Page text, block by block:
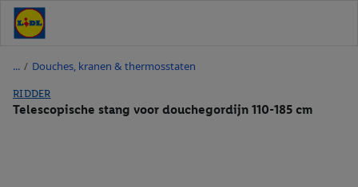
/ Douches, kranen & thermosstaten
RIDDER
Telescopische stang voor douchegordijn 110-185 cm